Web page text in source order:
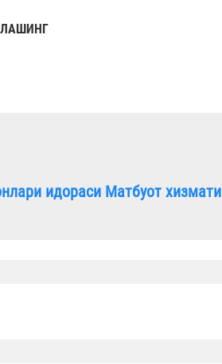
идораси Матбуот хизмати